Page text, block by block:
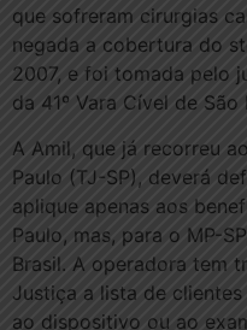
que sofreram cirurgias
negada a cobertura do
2007, e foi tomada pelo
da 41º Vara Cível de
A Amil, que já recorreu
Paulo (TJ-SP), deverá
aplique apenas aos
Paulo, mas, para o MP-
Brasil. A operadora tem
Justiça a lista de
ao dispositivo ou ao